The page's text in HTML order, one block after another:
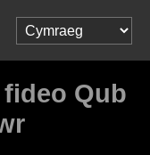
fideo Qub